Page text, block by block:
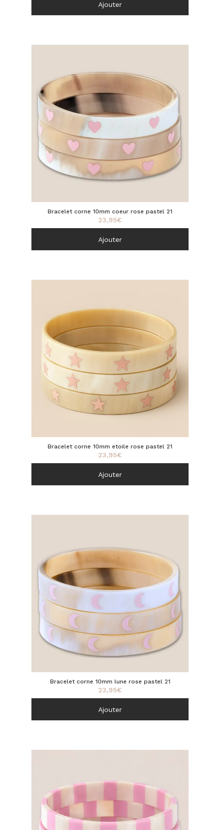
Ajouter
Bracelet corne 10mm coeur rose pastel 21
23,95€
Ajouter
Bracelet corne 10mm etoile rose pastel 21
23,95€
Ajouter
Bracelet corne 10mm lune rose pastel 21
23,95€
Ajouter